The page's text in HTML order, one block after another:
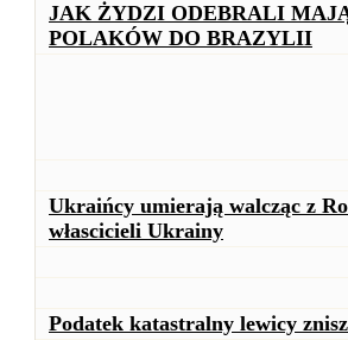
JAK ŻYDZI ODEBRALI
POLAKÓW DO BRAZYLII
Ukraińcy umierają walcząc z
włascicieli Ukrainy
Podatek katastralny lewicy